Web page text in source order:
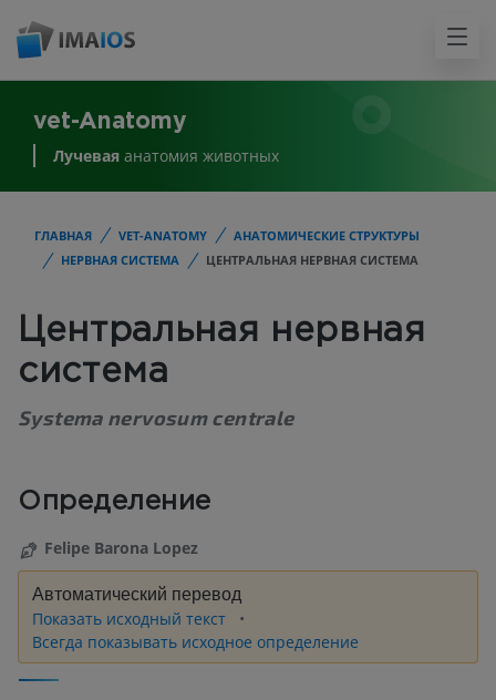
vet-Anatomy
Лучевая анатомия животных
ГЛАВНАЯ VET-ANATOMY
АНАТОМИЧЕСКИЕ СТРУКТУРЫ
НЕРВНАЯ СИСТЕМА
ЦЕНТРАЛЬНАЯ НЕРВНАЯ СИСТЕМА
Центральная нервная
система
Systema nervosum centrale
Определение
Felipe Barona Lopez
Автоматический перевод
Показать исходный текст
Всегда показывать исходное определение